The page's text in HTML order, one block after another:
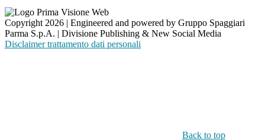
Copyright 2026 | Engineered and powered by Gruppo Spaggiari
Parma S.p.A. | Divisione Publishing & New Social Media
Disclaimer trattamento dati personali
Back to top